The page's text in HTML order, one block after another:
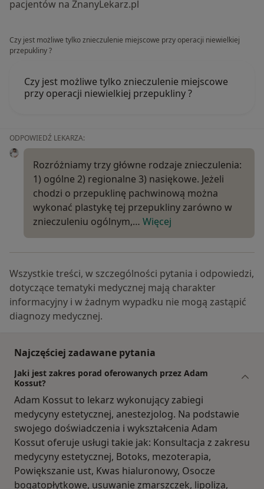
pacjentów na ZnanyLekarz.pl
Czy jest możliwe tylko znieczulenie miejscowe przy operacji niewielkiej
przepukliny ?
Czy jest możliwe tylko znieczulenie miejscowe
przy operacji niewielkiej przepukliny ?
ODPOWIEDŹ LEKARZA:
Rozróżniamy trzy główne rodzaje znieczulenia:
1) ogólne 2) regionalne 3) nasiękowe. Jeżeli
chodzi o przepuklinę pachwinową można
wykonać plastykę tej przepukliny zarówno w
znieczuleniu ogólnym,… Więcej
Wszystkie treści, w szczególności pytania i odpowiedzi,
dotyczące tematyki medycznej mają charakter
informacyjny i w żadnym wypadku nie mogą zastąpić
diagnozy medycznej.
Najczęściej zadawane pytania
Jaki jest zakres porad oferowanych przez Adam
Kossut?
Adam Kossut to lekarz wykonujący zabiegi
medycyny estetycznej, anestezjolog. Na podstawie
swojego doświadczenia i wykształcenia Adam
Kossut oferuje usługi takie jak: Konsultacja z zakresu
medycyny estetycznej, Botoks, mezoterapia,
Powiększanie ust, Kwas hialuronowy, Osocze
bogatopłytkowe, usuwanie zmarszczek, lipoliza,